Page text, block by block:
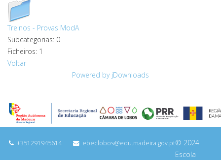
Treinos - Provas ModA
Subcategorias: 0
Ficheiros: 1
Voltar
Powered by jDownloads
+351291945614 ebeclobos@edu.madeira.gov.pt© 2024
Escola